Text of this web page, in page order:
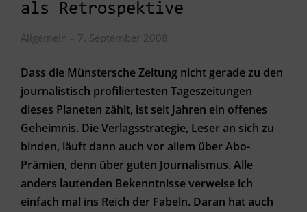
als Retrospektive
Allgemein 7. September 2008
Dass die Münstersche Zeitung nicht gerade zu den
journalistisch profiliertesten Tageszeitungen
dieses Planeten zählt, ist seit Jahren ein offenes
Geheimnis. Die Verlagsstrategie, Leser an sich zu
binden, läuft dann auch vor allem über Abo-
Prämien, denn über guten Journalismus. Alle
anders lautenden Bekenntnisse verweise ich
einfach mal ins Reich der Fabeln. Daran hat auch